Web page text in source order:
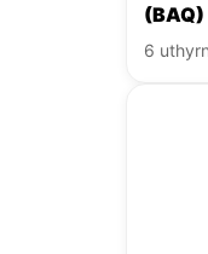
(BAQ)
6